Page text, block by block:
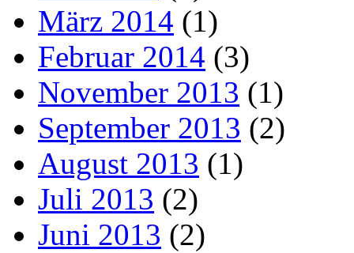
März 2014 (1)
Februar 2014 (3)
November 2013 (1)
September 2013 (2)
August 2013 (1)
Juli 2013 (2)
Juni 2013 (2)